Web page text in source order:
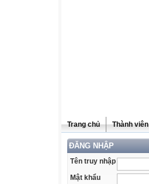
Trang chủ Thành viên
ĐĂNG NHẬP
Tên truy nhập
Mật khẩu